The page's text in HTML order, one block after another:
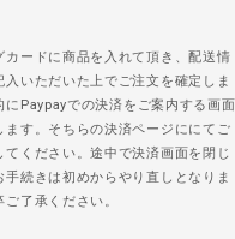
カードに商品を入れて頂き、配送情
入いただいた上でご注文を確定しま
にPaypayでの決済をご案内する画面
ます。そちらの決済ページににてご
てください。途中で決済画面を閉じ
手続きは初めからやり直しとなりま
ご了承ください。